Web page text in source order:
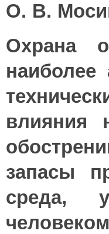
О. В.
Охрана
наиболее
влияния
запасы
среда,